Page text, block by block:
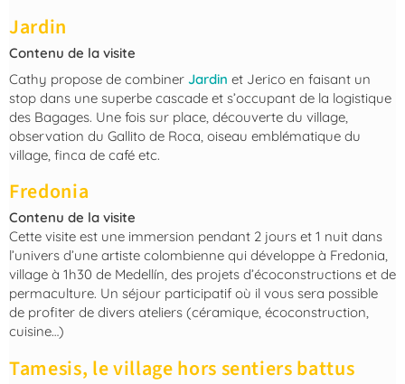
Jardin
Contenu de la visite
Cathy propose de combiner Jardin et Jerico en faisant un
stop dans une superbe cascade et s’occupant de la logistique
des Bagages. Une fois sur place, découverte du village,
observation du Gallito de Roca, oiseau emblématique du
village, finca de café etc.
Fredonia
Contenu de la visite
Cette visite est une immersion pendant 2 jours et 1 nuit dans
l’univers d’une artiste colombienne qui développe à Fredonia,
village à 1h30 de Medellín, des projets d’écoconstructions et de
permaculture. Un séjour participatif où il vous sera possible
de profiter de divers ateliers (céramique, écoconstruction,
cuisine…)
Tamesis, le village hors sentiers battus